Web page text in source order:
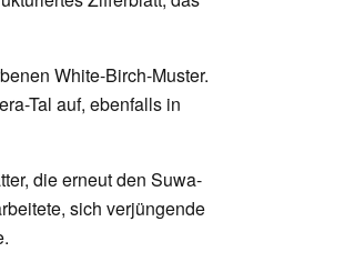
White-Birch-Muster.
Tal auf, ebenfalls in
die erneut den Suwa-
sich verjüngende